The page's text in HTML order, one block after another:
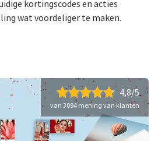
kortingscodes en acties
wat voordeliger te maken.
4,8/5
van 3094 mening van klanten